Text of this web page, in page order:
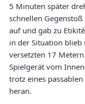
5 Minuten später
schnellen
auf und gab zu
in der Situation blieb
versetzten 17
Spielgerät vom
trotz eines
heran.